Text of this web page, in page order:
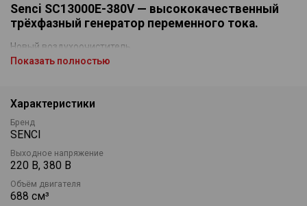
Senci SC13000E-380V — высококачественный
трёхфазный генератор переменного тока.
Новый воздухоочиститель.
Уникальный компактный дизайн.
Экологически чистый.
Уникальный глушитель с искрогасителем.
Датчик уровня масла, автоматически отключает двигатель
Электронное табло с индикацией напряжения, частоты и
моточасов.
Автоматический выключатель, отключает электрическую
Показать полностью
Характеристики
Бренд
SENCI
Выходное напряжение
220 В, 380 В
Объём двигателя
688 см³